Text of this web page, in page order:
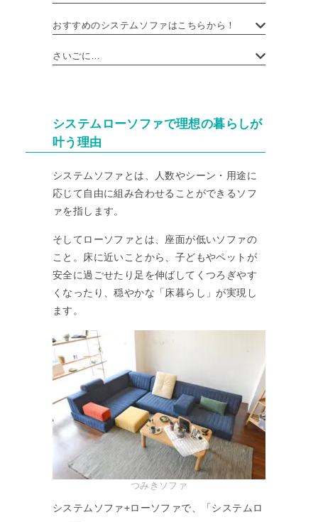
おすすめのシステムソファはこちらから！
さいごに…
システムローソファで理想の暮らしが
叶う理由
システムソファとは、人数やシーン・用途に
応じて自由に組み合わせることができるソフ
ァを指します。
そしてローソファとは、座面が低いソファの
こと。床に近いことから、子どもやペットが
安全に過ごせたり足を伸ばしてくつろぎやす
くなったり、穏やかな「床暮らし」が実現し
ます。
つみきソファ
システムソファ+ローソファで、「システムロ